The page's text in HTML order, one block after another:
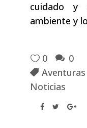
cuidado y
ambiente y
0
0
Noticias